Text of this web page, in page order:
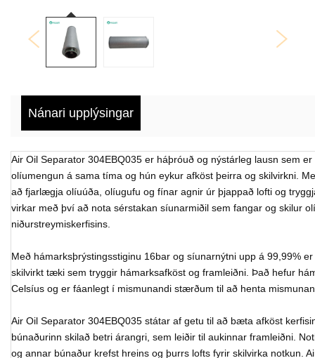
Nánari upplýsingar
Air Oil Separator 304EBQ035 er háþróuð og nýstárleg lausn sem
olíumengun á sama tíma og hún eykur afköst þeirra og skilvirkni.
að fjarlægja olíuúða, olíugufu og fínar agnir úr þjappað lofti og
virkar með því að nota sérstakan síunarmiðil sem fangar og skilur
niðurstreymiskerfisins.
Með hámarksþrýstingsstiginu 16bar og síunarnýtni upp á 99,99%
skilvirkt tæki sem tryggir hámarksafköst og framleiðni. Það hefur
Celsíus og er fáanlegt í mismunandi stærðum til að henta
Air Oil Separator 304EBQ035 státar af getu til að bæta afköst
búnaðurinn skilað betri árangri, sem leiðir til aukinnar framleiðni.
og annar búnaður krefst hreins og þurrs lofts fyrir skilvirka notkun.